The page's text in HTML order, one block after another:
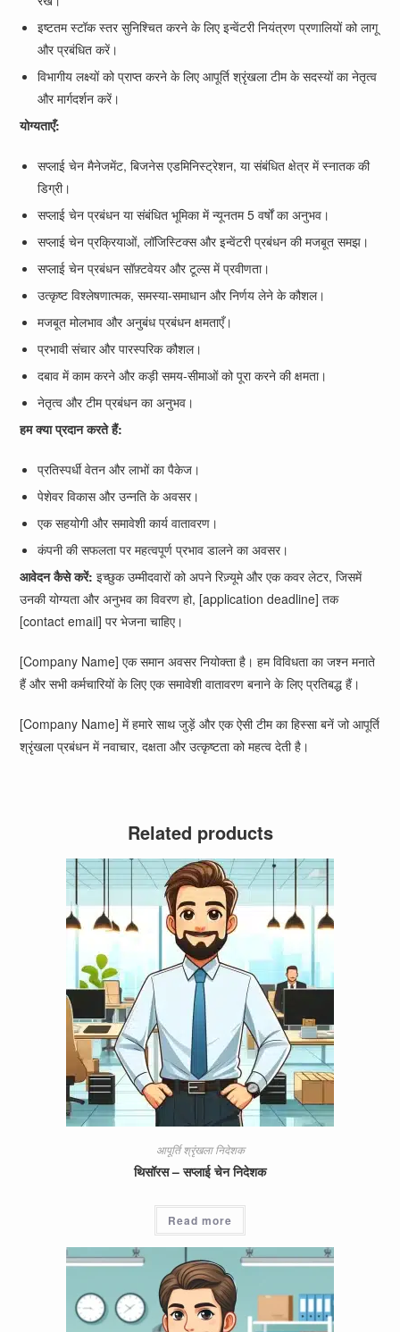
इष्टतम स्टॉक स्तर सुनिश्चित करने के लिए इन्वेंटरी नियंत्रण प्रणालियों को लागू
और प्रबंधित करें।
विभागीय लक्ष्यों को प्राप्त करने के लिए आपूर्ति श्रृंखला टीम के सदस्यों का नेतृत्व
और मार्गदर्शन करें।
योग्यताएँ:
सप्लाई चेन मैनेजमेंट, बिजनेस एडमिनिस्ट्रेशन, या संबंधित क्षेत्र में स्नातक की
डिग्री।
सप्लाई चेन प्रबंधन या संबंधित भूमिका में न्यूनतम 5 वर्षों का अनुभव।
सप्लाई चेन प्रक्रियाओं, लॉजिस्टिक्स और इन्वेंटरी प्रबंधन की मजबूत समझ।
सप्लाई चेन प्रबंधन सॉफ़्टवेयर और टूल्स में प्रवीणता।
उत्कृष्ट विश्लेषणात्मक, समस्या-समाधान और निर्णय लेने के कौशल।
मजबूत मोलभाव और अनुबंध प्रबंधन क्षमताएँ।
प्रभावी संचार और पारस्परिक कौशल।
दबाव में काम करने और कड़ी समय-सीमाओं को पूरा करने की क्षमता।
नेतृत्व और टीम प्रबंधन का अनुभव।
हम क्या प्रदान करते हैं:
प्रतिस्पर्धी वेतन और लाभों का पैकेज।
पेशेवर विकास और उन्नति के अवसर।
एक सहयोगी और समावेशी कार्य वातावरण।
कंपनी की सफलता पर महत्वपूर्ण प्रभाव डालने का अवसर।
आवेदन कैसे करें: इच्छुक उम्मीदवारों को अपने रिज़्यूमे और एक कवर लेटर, जिसमें
उनकी योग्यता और अनुभव का विवरण हो, [application deadline] तक
[contact email] पर भेजना चाहिए।
[Company Name] एक समान अवसर नियोक्ता है। हम विविधता का जश्न मनाते
हैं और सभी कर्मचारियों के लिए एक समावेशी वातावरण बनाने के लिए प्रतिबद्ध हैं।
[Company Name] में हमारे साथ जुड़ें और एक ऐसी टीम का हिस्सा बनें जो आपूर्ति
श्रृंखला प्रबंधन में नवाचार, दक्षता और उत्कृष्टता को महत्व देती है।
Related products
आपूर्ति श्रृंखला निदेशक
थिसॉरस – सप्लाई चेन निदेशक
Read more